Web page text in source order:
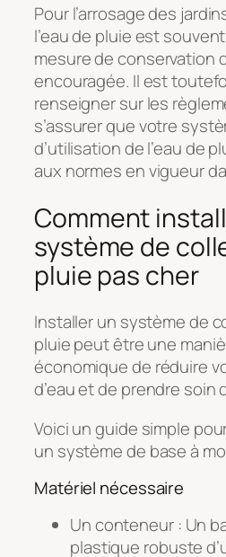
Pour l’arrosage des
l’eau de pluie est
mesure de conservation
encouragée. Il est
renseigner sur les
s’assurer que votre
d’utilisation de l’eau de
aux normes en vigueur
Comment
système de
pluie pas cher
Installer un système de
pluie peut être une
économique de réduire
d’eau et de prendre soin
Voici un guide simple
un système de base à
Matériel nécessaire
Un conteneur : Un
plastique robuste